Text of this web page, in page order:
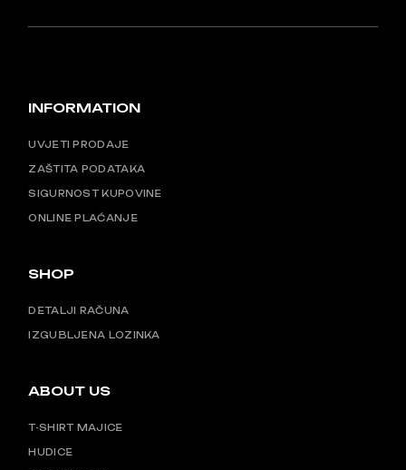
INFORMATION
UVJETI PRODAJE
ZAŠTITA PODATAKA
SIGURNOST KUPOVINE
ONLINE PLAĆANJE
SHOP
DETALJI RAČUNA
IZGUBLJENA LOZINKA
ABOUT US
T-SHIRT MAJICE
HUDICE